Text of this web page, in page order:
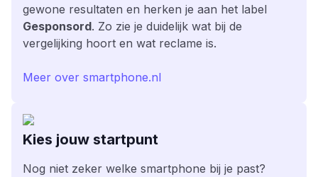
gewone resultaten en herken je aan het label
Gesponsord. Zo zie je duidelijk wat bij de
vergelijking hoort en wat reclame is.
Meer over smartphone.nl
Kies jouw startpunt
Nog niet zeker welke smartphone bij je past?